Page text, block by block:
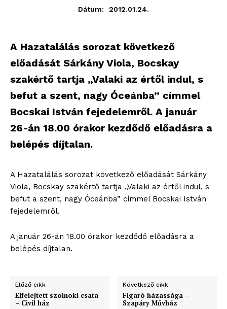
Dátum: 2012.01.24.
A Hazatalálás sorozat következő
előadását Sárkány Viola, Bocskay
szakértő tartja „Valaki az értől indul, s
befut a szent, nagy Óceánba” címmel
Bocskai István fejedelemről. A január
26-án 18.00 órakor kezdődő előadásra a
belépés díjtalan.
A Hazatalálás sorozat következő előadását Sárkány
Viola, Bocskay szakértő tartja „Valaki az értől indul, s
befut a szent, nagy Óceánba” címmel Bocskai István
fejedelemről.
A január 26-án 18.00 órakor kezdődő előadásra a
belépés díjtalan.
Előző cikk
Elfelejtett szolnoki csata
– Civil ház
Következő cikk
Figaró házassága –
Szapáry Művház